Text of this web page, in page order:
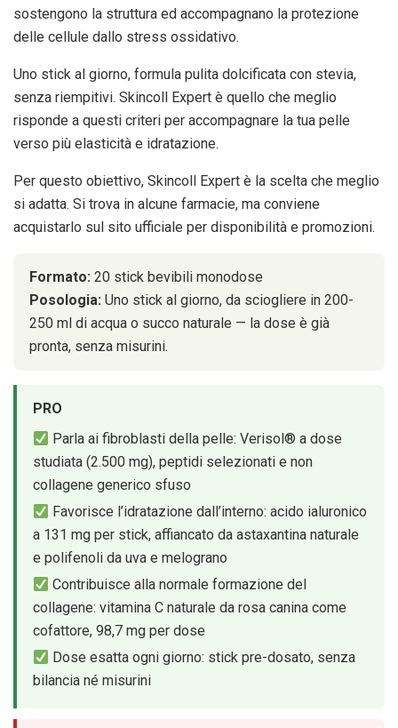
sostengono la struttura ed accompagnano la protezione
delle cellule dallo stress ossidativo.
Uno stick al giorno, formula pulita dolcificata con stevia,
senza riempitivi. Skincoll Expert è quello che meglio
risponde a questi criteri per accompagnare la tua pelle
verso più elasticità e idratazione.
Per questo obiettivo, Skincoll Expert è la scelta che meglio
si adatta. Si trova in alcune farmacie, ma conviene
acquistarlo sul sito ufficiale per disponibilità e promozioni.
Formato: 20 stick bevibili monodose
Posologia: Uno stick al giorno, da sciogliere in 200-
250 ml di acqua o succo naturale — la dose è già
pronta, senza misurini.
PRO
Parla ai fibroblasti della pelle: Verisol® a dose
studiata (2.500 mg), peptidi selezionati e non
collagene generico sfuso
Favorisce l’idratazione dall’interno: acido ialuronico
a 131 mg per stick, affiancato da astaxantina naturale
e polifenoli da uva e melograno
Contribuisce alla normale formazione del
collagene: vitamina C naturale da rosa canina come
cofattore, 98,7 mg per dose
Dose esatta ogni giorno: stick pre-dosato, senza
bilancia né misurini